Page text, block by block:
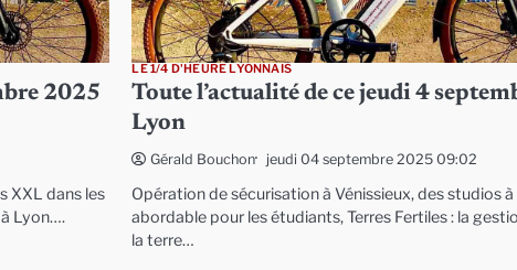
2025
XXL dans les
Lyon….
LE 1/4 D'HEURE LYONNAIS
Toute l’actualité de ce jeudi 4
Lyon
Gérald Bouchon jeudi 04 septembre 2025 09:02
Opération de sécurisation à Vénissieux, des studios
abordable pour les étudiants, Terres Fertiles : la
la terre…